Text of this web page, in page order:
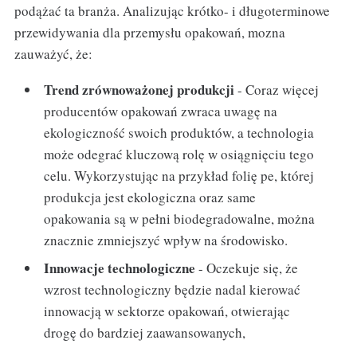
podążać ta branża. Analizując krótko- i długoterminowe
przewidywania dla przemysłu opakowań, mozna
zauważyć, że:
Trend zrównoważonej produkcji- Coraz więcej
producentów opakowań zwraca uwagę na
ekologiczność swoich produktów, a technologia
może odegrać kluczową rolę w osiągnięciu tego
celu. Wykorzystując na przykład folię pe, której
produkcja jest ekologiczna oraz same
opakowania są w pełni biodegradowalne, można
znacznie zmniejszyć wpływ na środowisko.
Innowacje technologiczne - Oczekuje się, że
wzrost technologiczny będzie nadal kierować
innowacją w sektorze opakowań, otwierając
drogę do bardziej zaawansowanych,